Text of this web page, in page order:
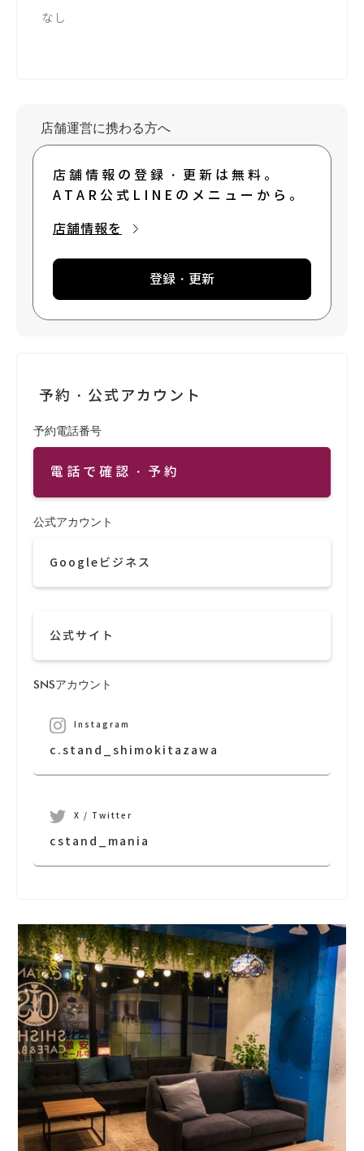
なし
店舗運営に携わる方へ
店舗情報の登録・更新は無料。
ATAR公式LINEのメニューから。
店舗情報を
登録・更新
予約・公式アカウント
予約電話番号
電話で確認・予約
公式アカウント
Googleビジネス
公式サイト
SNSアカウント
Instagram
c.stand_shimokitazawa
X / Twitter
cstand_mania